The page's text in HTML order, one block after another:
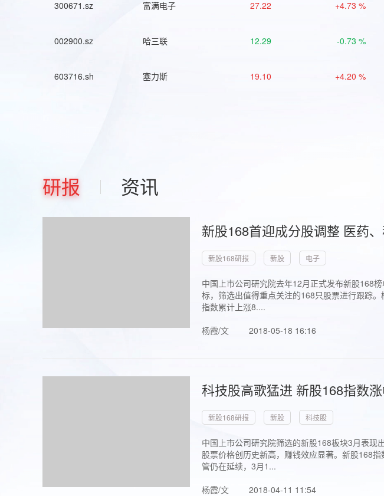
300671.sz 富满电子 27.22 +4.73 %
002900.sz 哈三联 12.29 -0.73 %
603716.sh 塞力斯 19.10 +4.20 %
研报 资讯
新股168首迎成分股调整 医药
新股168研报 新股 电子
中国上市公司研究院去年12月正式发布新股168
标，筛选出值得重点关注的168只股票进行跟踪
指数累计上涨8....
杨霞/文
2018-05-18 16:16
科技股高歌猛进 新股168指数
新股168研报 新股 科技股
中国上市公司研究院筛选的新股168板块3月表现
股票价格创历史新高，赚钱效应显著。新股168
管仍在延续，3月1...
杨霞/文
2018-04-11 11:54